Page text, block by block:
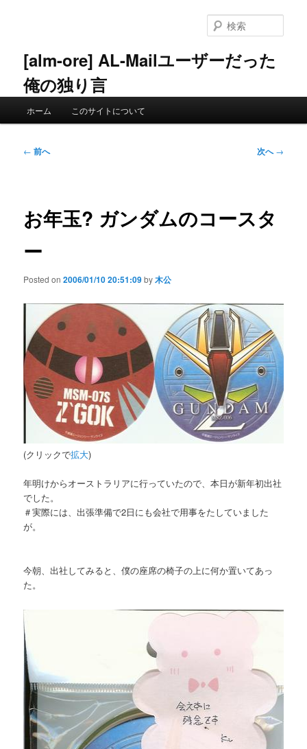
ン
へ
[alm-ore] AL-Mailユーザーだった
俺の独り言
索
ホーム このサイトについて
投
ー
ョ
← 前へ 次へ→
お年玉? ガンダムのコースタ
ー
Posted on2006/01/10 20:51:09by木公
(クリックで拡大)
年明けからオーストラリアに行っていたので、本日が新年初出社
でした。
＃実際には、出張準備で2日にも会社で用事をたしていました
が。
今朝、出社してみると、僕の座席の椅子の上に何か置いてあっ
た。